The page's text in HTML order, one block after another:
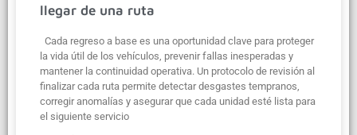
llegar de una ruta
Cada regreso a base es una oportunidad clave para proteger
la vida útil de los vehículos, prevenir fallas inesperadas y
mantener la continuidad operativa. Un protocolo de revisión al
finalizar cada ruta permite detectar desgastes tempranos,
corregir anomalías y asegurar que cada unidad esté lista para
el siguiente servicio